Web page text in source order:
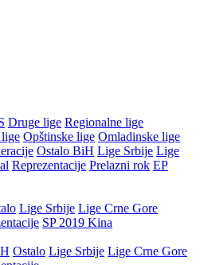
Druge lige Regionalne lige
Opštinske lige Omladinske lige
Ostalo BiH Lige Srbije Lige
Reprezentacije Prelazni rok EP
Lige Srbije Lige Crne Gore
SP 2019 Kina
Ostalo Lige Srbije Lige Crne Gore